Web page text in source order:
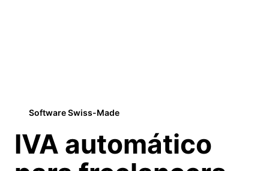
Software Swiss-Made
IVA automático